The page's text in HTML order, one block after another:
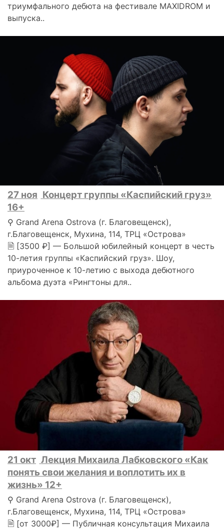
триумфального дебюта на фестивале MAXIDROM и
выпуска..
27 ноя Концерт группы «Каспийский груз»
16+
⚲ Grand Arena Ostrova (г. Благовещенск),
г.Благовещенск, Мухина, 114, ТРЦ «Острова»
🗎 [3500 ₽] — Большой юбилейный концерт в честь
10-летия группы «Каспийский груз». Шоу,
приуроченное к 10-летию с выхода дебютного
альбома дуэта «Рингтоны для..
21 окт Лекция Михаила Лабковского «Как
понять свои желания и воплотить их в
жизнь» 12+
⚲ Grand Arena Ostrova (г. Благовещенск),
г.Благовещенск, Мухина, 114, ТРЦ «Острова»
🗎 [от 3000₽] — Публичная консультация Михаила